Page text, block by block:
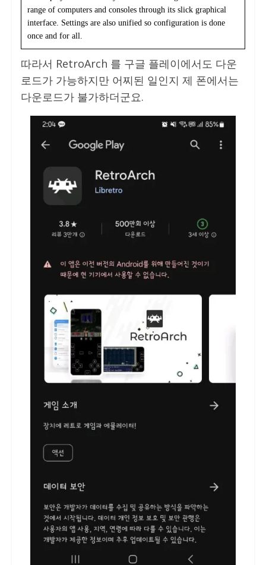
range of computers and consoles through its slick graphical
interface. Settings are also unified so configuration is done
once and for all.
따라서 RetroArch 를 구글 플레이에서도 다운
로드가 가능하지만 어찌된 일인지 제 폰에서는
다운로드가 불가하더군요.